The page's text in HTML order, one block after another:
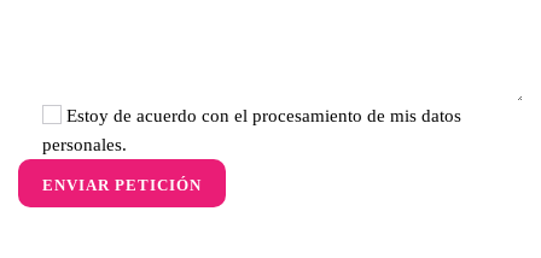
Estoy de acuerdo con el procesamiento de mis datos
personales.
ENVIAR PETICIÓN